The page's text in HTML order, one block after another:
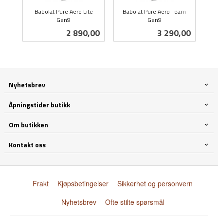
Babolat Pure Aero Lite
Gen9
Pris
2 890,00
Babolat Pure Aero Team
Gen9
Pris
3 290,00
Nyhetsbrev
Åpningstider butikk
Om butikken
Kontakt oss
Frakt Kjøpsbetingelser
Sikkerhet og personvern
Nyhetsbrev
Ofte stilte spørsmål